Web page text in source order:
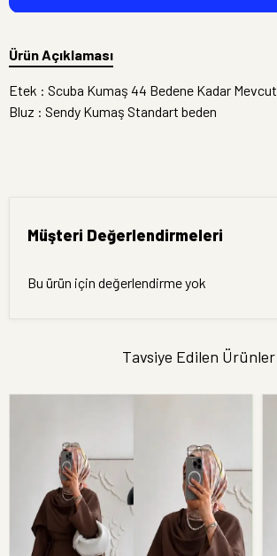
Ürün Açıklaması
Etek : Scuba Kumaş 44 Bedene Kadar Mevcut
Bluz : Sendy Kumaş Standart beden
Müşteri Değerlendirmeleri
Bu ürün için değerlendirme yok
Tavsiye Edilen Ürünler